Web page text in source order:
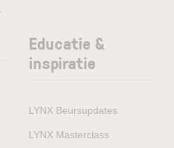
Educatie &
inspiratie
LYNX Beursupdates
LYNX Masterclass